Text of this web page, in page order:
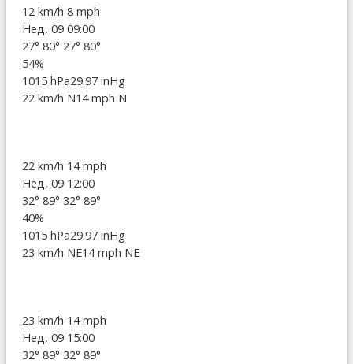
12 km/h 8 mph
Нед, 09 09:00
27° 80° 27° 80°
54%
1015 hPa29.97 inHg
22 km/h N14 mph N
22 km/h 14 mph
Нед, 09 12:00
32° 89° 32° 89°
40%
1015 hPa29.97 inHg
23 km/h NE14 mph NE
23 km/h 14 mph
Нед, 09 15:00
32° 89° 32° 89°